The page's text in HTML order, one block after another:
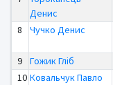
Денис
8 Чучко Денис
9 Гожик Гліб
10 Ковальчук Павло